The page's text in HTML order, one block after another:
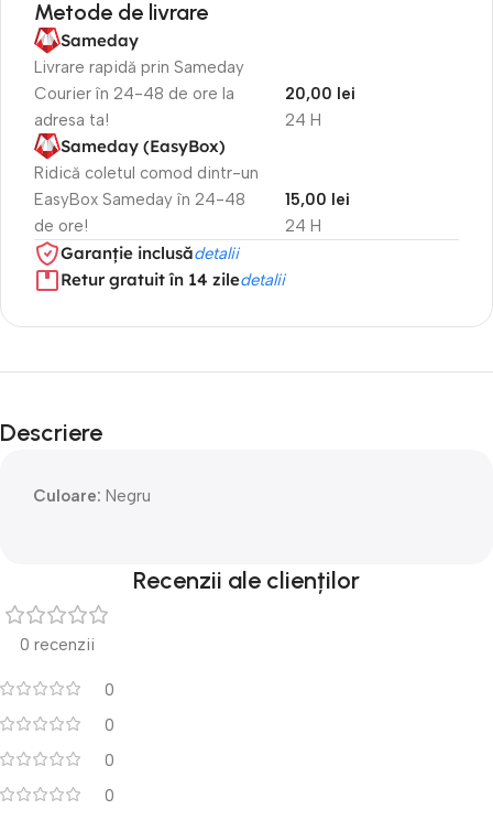
Metode de livrare
Sameday
Livrare rapidă prin Sameday
Courier în 24-48 de ore la
adresa ta!
24 H
20,00 lei
Sameday (EasyBox)
Ridică coletul comod dintr-un
EasyBox Sameday în 24-48
de ore!
24 H
15,00 lei
Garanție inclusădetalii
Retur gratuit în 14 ziledetalii
Descriere
Culoare: Negru
Recenzii ale clienților
0 recenzii
0
0
0
0